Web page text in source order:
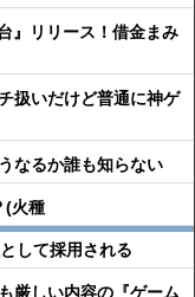
』リリース！借金まみ
扱いだけど普通に神ゲ
なるか誰も知らない
(火種
して採用される
厳しい内容の『ゲーム